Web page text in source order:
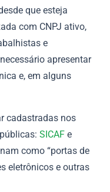
que esteja
com CNPJ ativo,
e
apresentar
e, em alguns
cadastradas nos
SICAF e
como “portas de
eletrônicos e outras